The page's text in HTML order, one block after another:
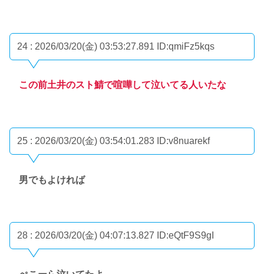
24 : 2026/03/20(金) 03:53:27.891 ID:qmiFz5kqs
この前土井のスト鯖で喧嘩して泣いてる人いたな
25 : 2026/03/20(金) 03:54:01.283 ID:v8nuarekf
男でもよければ
28 : 2026/03/20(金) 04:07:13.827 ID:eQtF9S9gI